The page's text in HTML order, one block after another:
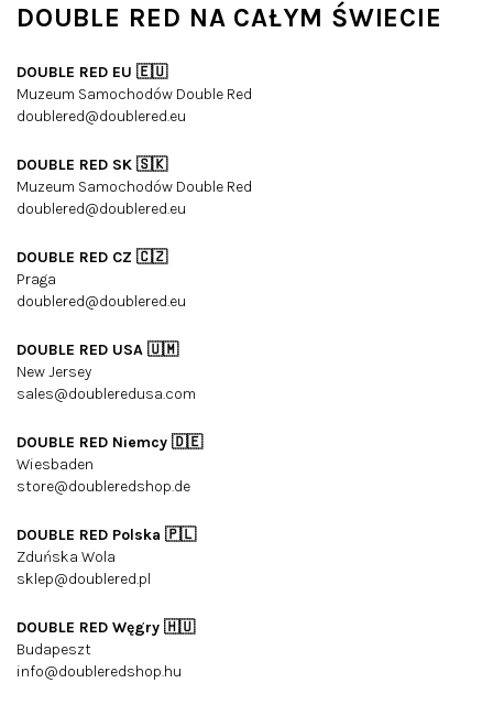
DOUBLE RED NA CAŁYM ŚWIECIE
DOUBLE RED EU 🇪🇺
Muzeum Samochodów Double Red
doublered@doublered.eu
DOUBLE RED SK 🇸🇰
Muzeum Samochodów Double Red
doublered@doublered.eu
DOUBLE RED CZ 🇨🇿
Praga
doublered@doublered.eu
DOUBLE RED USA 🇺🇲
New Jersey
sales@doubleredusa.com
DOUBLE RED Niemcy 🇩🇪
Wiesbaden
store@doubleredshop.de
DOUBLE RED Polska 🇵🇱
Zduńska Wola
sklep@doublered.pl
DOUBLE RED Węgry 🇭🇺
Budapeszt
info@doubleredshop.hu